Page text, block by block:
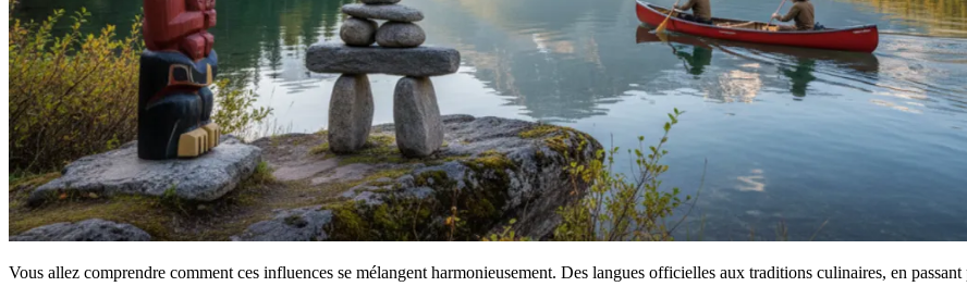
Vous allez comprendre comment ces influences se mélangent harmonieusement. Des langues officielles aux traditions culinaires, en